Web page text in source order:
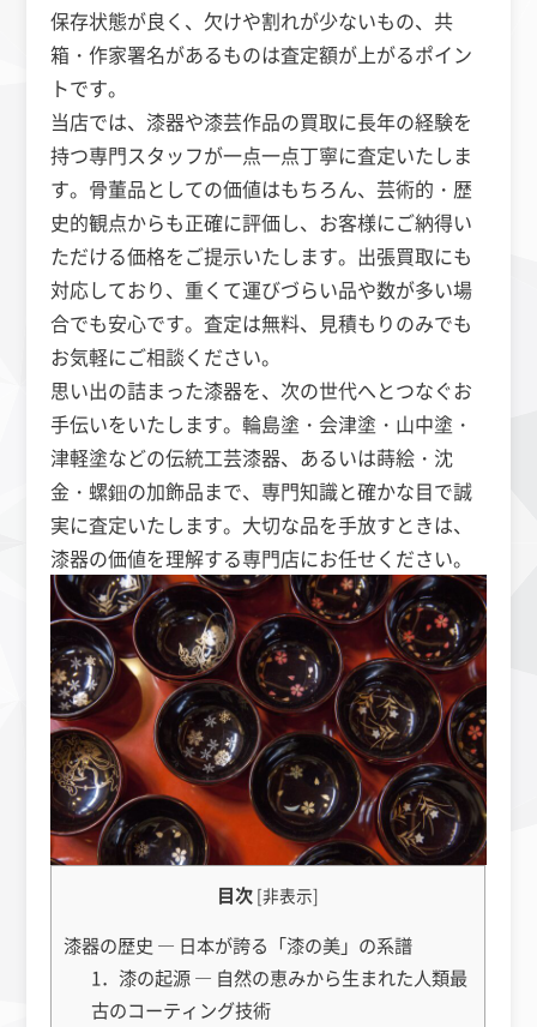
保存状態が良く、欠けや割れが少ないもの、共
箱・作家署名があるものは査定額が上がるポイン
トです。
当店では、漆器や漆芸作品の買取に長年の経験を
持つ専門スタッフが一点一点丁寧に査定いたしま
す。骨董品としての価値はもちろん、芸術的・歴
史的観点からも正確に評価し、お客様にご納得い
ただける価格をご提示いたします。出張買取にも
対応しており、重くて運びづらい品や数が多い場
合でも安心です。査定は無料、見積もりのみでも
お気軽にご相談ください。
思い出の詰まった漆器を、次の世代へとつなぐお
手伝いをいたします。輪島塗・会津塗・山中塗・
津軽塗などの伝統工芸漆器、あるいは蒔絵・沈
金・螺鈿の加飾品まで、専門知識と確かな目で誠
実に査定いたします。大切な品を手放すときは、
漆器の価値を理解する専門店にお任せください。
目次 [非表示]
漆器の歴史 ― 日本が誇る「漆の美」の系譜
1．漆の起源 ― 自然の恵みから生まれた人類最
古のコーティング技術